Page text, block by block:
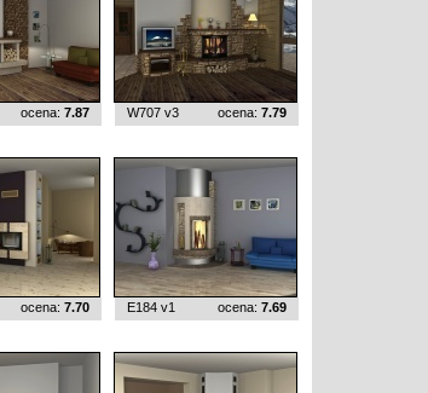
ocena: 7.87 W707 v3 ocena: 7.79
ocena: 7.70 E184 v1 ocena: 7.69